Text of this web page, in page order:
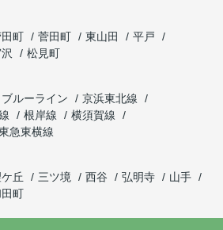
田町 菅田町 東山田
平戸
松見町
ブルーライン
京浜東北線
根岸線
横須賀線
急東横線
丘 三ツ境 西谷 弘明寺
山手
町